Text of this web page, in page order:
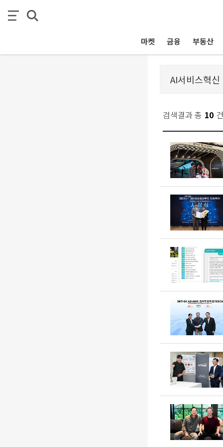
마켓 금융 부동산
검색결과 총 10 건